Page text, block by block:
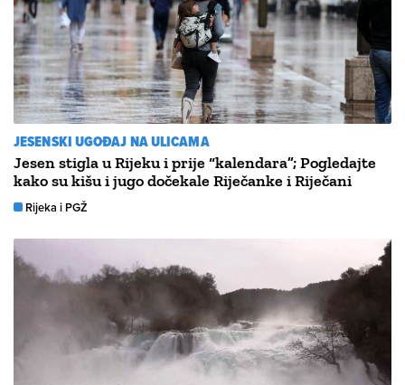
JESENSKI UGOĐAJ NA ULICAMA
Jesen stigla u Rijeku i prije “kalendara”; Pogledajte
kako su kišu i jugo dočekale Riječanke i Riječani
Rijeka i PGŽ